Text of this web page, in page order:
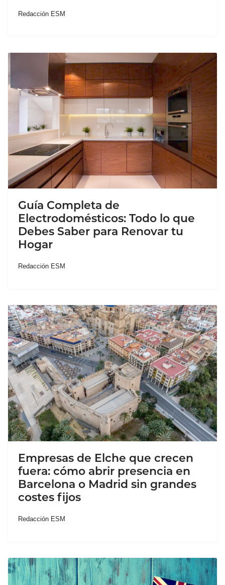
Redacción ESM
Guía Completa de
Electrodomésticos: Todo lo que
Debes Saber para Renovar tu
Hogar
Redacción ESM
Empresas de Elche que crecen
fuera: cómo abrir presencia en
Barcelona o Madrid sin grandes
costes fijos
Redacción ESM